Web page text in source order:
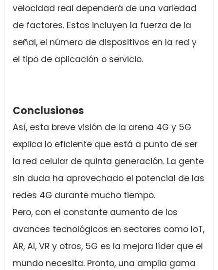
velocidad real dependerá de una variedad
de factores. Estos incluyen la fuerza de la
señal, el número de dispositivos en la red y
el tipo de aplicación o servicio.
Conclusiones
Así, esta breve visión de la arena 4G y 5G
explica lo eficiente que está a punto de ser
la red celular de quinta generación. La gente
sin duda ha aprovechado el potencial de las
redes 4G durante mucho tiempo.
Pero, con el constante aumento de los
avances tecnológicos en sectores como IoT,
AR, AI, VR y otros, 5G es la mejora líder que el
mundo necesita. Pronto, una amplia gama